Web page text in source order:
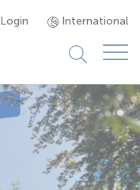
Login International